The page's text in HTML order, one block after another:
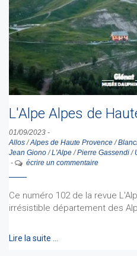
L'Alpe Alpes de
01/09/2023 -
Allos/Alpes de Haute Provence/
Jean Giono/L'Alpe/Pierre Gassendi/
-
écrire un commentaire
Ce numéro 102 de la revue
irrésistible département des
Lire la suite …